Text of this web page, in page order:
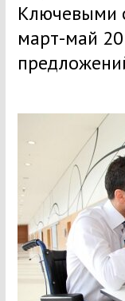
Ключевыми
март-май